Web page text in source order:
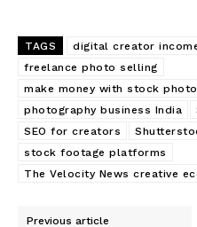
TAGS digital creator
freelance photo selling
make money with stock
photography business India
SEO for creators
stock footage platforms
The Velocity News creative
Previous article